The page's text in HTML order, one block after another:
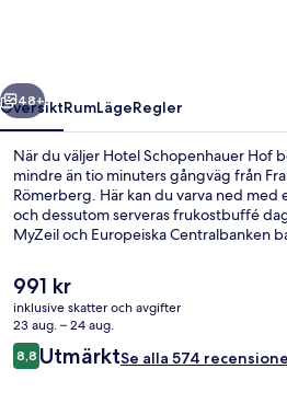
Nästa
48+
ÖversiktRumLägeRegler
När du väljer Hotel Schopenhauer Hof
mindre än tio minuters gångväg från
Römerberg. Här kan du varva ned
och dessutom serveras frukostbuffé
MyZeil och Europeiska Centralbanken
personalen och läget. Boendet ligger
kollektivtrafik. Till Börneplatz
gå och till Hospital zum Heiligen Geist
minuter.
Det
nuvarande
priset
är
991 kr
991 kr
inklusive skatter och avgifter
23 aug. – 24 aug.
Recensioner
8,88,8 av 10,
UtmärktSe alla 574